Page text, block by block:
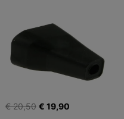
€ 20,50 € 19,90